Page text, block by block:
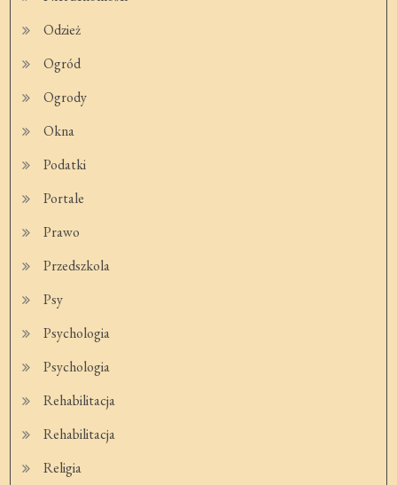
Odzież
Ogród
Ogrody
Okna
Podatki
Portale
Prawo
Przedszkola
Psy
Psychologia
Psychologia
Rehabilitacja
Rehabilitacja
Religia